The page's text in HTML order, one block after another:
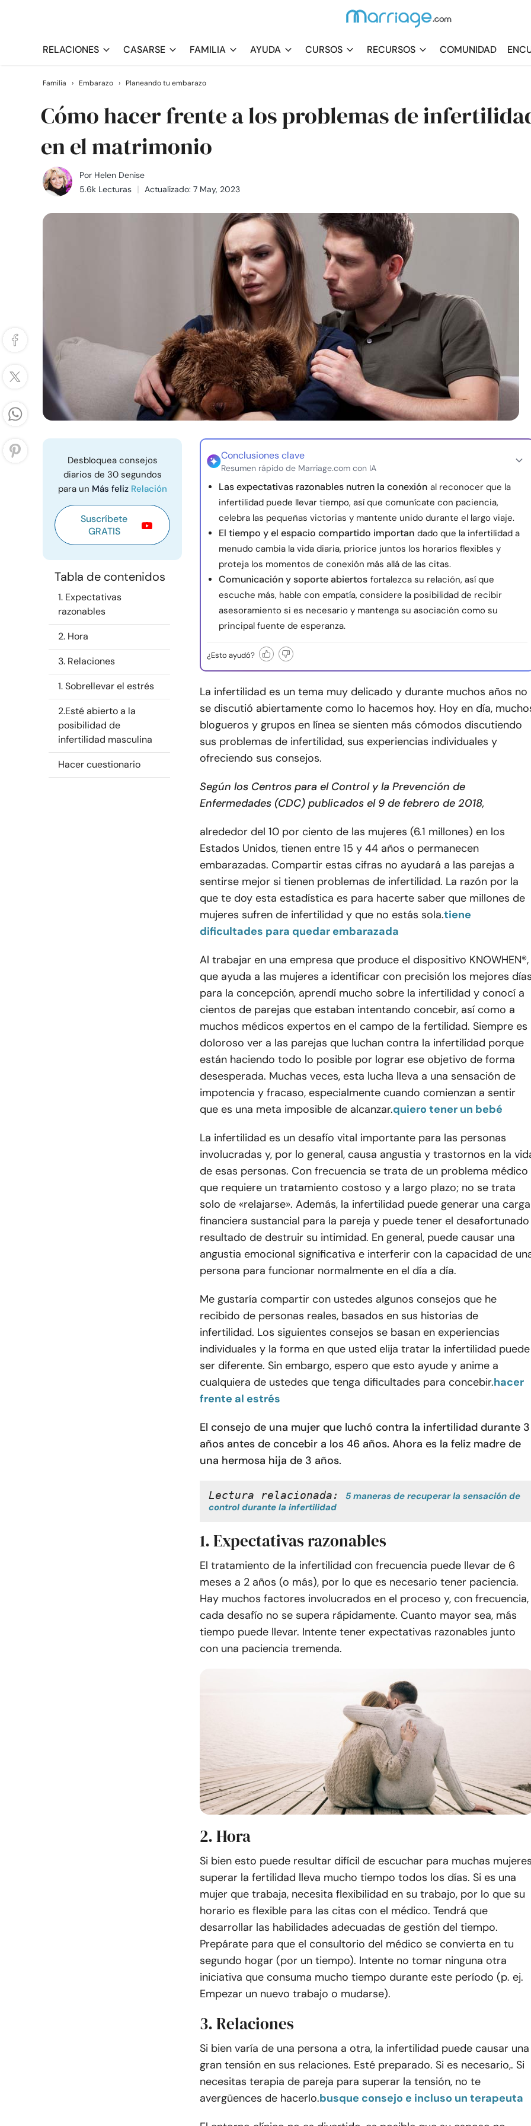
RELACIONES CASARSE FAMILIA AYUDA CURSOS RECURSOS COMUNIDAD
Familia › Embarazo › Planeando tu embarazo
Cómo hacer frente a los problemas de
en el matrimonio
Por Helen Denise
5.6k Lecturas
Actualizado: 7 May, 2023
Desbloquea consejos
diarios de 30 segundos
para un Más feliz Relación
Suscríbete
GRATIS
Tabla de contenidos
1. Expectativas
razonables
2. Hora
3. Relaciones
1. Sobrellevar el estrés
2.Esté abierto a la
posibilidad de
infertilidad masculina
Hacer cuestionario
Conclusiones clave
Resumen rápido de Marriage.com con IA
Las expectativas razonables nutren la conexión al reconocer que la
infertilidad puede llevar tiempo, así que comunícate con paciencia,
celebra las pequeñas victorias y mantente unido durante el largo viaje.
El tiempo y el espacio compartido importan dado que la infertilidad a
menudo cambia la vida diaria, priorice juntos los horarios flexibles y
proteja los momentos de conexión más allá de las citas.
Comunicación y soporte abiertos fortalezca su relación, así que
escuche más, hable con empatía, considere la posibilidad de recibir
asesoramiento si es necesario y mantenga su asociación como su
principal fuente de esperanza.
¿Esto ayudó?
La infertilidad es un tema muy delicado y durante muchos años no
se discutió abiertamente como lo hacemos hoy. Hoy en día,
blogueros y grupos en línea se sienten más cómodos discutiendo
sus problemas de infertilidad, sus experiencias individuales y
ofreciendo sus consejos.
Según los Centros para el Control y la Prevención de
Enfermedades (CDC) publicados el 9 de febrero de 2018,
alrededor del 10 por ciento de las mujeres (6.1 millones) en los
Estados Unidos, tienen entre 15 y 44 años o permanecen
embarazadas. Compartir estas cifras no ayudará a las parejas a
sentirse mejor si tienen problemas de infertilidad. La razón por la
que te doy esta estadística es para hacerte saber que millones de
mujeres sufren de infertilidad y que no estás sola.tiene
dificultades para quedar embarazada
Al trabajar en una empresa que produce el dispositivo KNOWHEN®,
que ayuda a las mujeres a identificar con precisión los mejores
para la concepción, aprendí mucho sobre la infertilidad y conocí a
cientos de parejas que estaban intentando concebir, así como a
muchos médicos expertos en el campo de la fertilidad. Siempre es
doloroso ver a las parejas que luchan contra la infertilidad porque
están haciendo todo lo posible por lograr ese objetivo de forma
desesperada. Muchas veces, esta lucha lleva a una sensación de
impotencia y fracaso, especialmente cuando comienzan a sentir
que es una meta imposible de alcanzar.quiero tener un bebé
La infertilidad es un desafío vital importante para las personas
involucradas y, por lo general, causa angustia y trastornos en la
de esas personas. Con frecuencia se trata de un problema médico
que requiere un tratamiento costoso y a largo plazo; no se trata
solo de «relajarse». Además, la infertilidad puede generar una carga
financiera sustancial para la pareja y puede tener el desafortunado
resultado de destruir su intimidad. En general, puede causar una
angustia emocional significativa e interferir con la capacidad de
persona para funcionar normalmente en el día a día.
Me gustaría compartir con ustedes algunos consejos que he
recibido de personas reales, basados en sus historias de
infertilidad. Los siguientes consejos se basan en experiencias
individuales y la forma en que usted elija tratar la infertilidad puede
ser diferente. Sin embargo, espero que esto ayude y anime a
cualquiera de ustedes que tenga dificultades para concebir.hacer
frente al estrés
El consejo de una mujer que luchó contra la infertilidad durante 3
años antes de concebir a los 46 años. Ahora es la feliz madre de
una hermosa hija de 3 años.
Lectura relacionada: 5 maneras de recuperar la sensación de
control durante la infertilidad
1. Expectativas razonables
El tratamiento de la infertilidad con frecuencia puede llevar de 6
meses a 2 años (o más), por lo que es necesario tener paciencia.
Hay muchos factores involucrados en el proceso y, con frecuencia,
cada desafío no se supera rápidamente. Cuanto mayor sea, más
tiempo puede llevar. Intente tener expectativas razonables junto
con una paciencia tremenda.
2. Hora
Si bien esto puede resultar difícil de escuchar para muchas
superar la fertilidad lleva mucho tiempo todos los días. Si es una
mujer que trabaja, necesita flexibilidad en su trabajo, por lo que su
horario es flexible para las citas con el médico. Tendrá que
desarrollar las habilidades adecuadas de gestión del tiempo.
Prepárate para que el consultorio del médico se convierta en tu
segundo hogar (por un tiempo). Intente no tomar ninguna otra
iniciativa que consuma mucho tiempo durante este período (p. ej.
Empezar un nuevo trabajo o mudarse).
3. Relaciones
Si bien varía de una persona a otra, la infertilidad puede causar una
gran tensión en sus relaciones. Esté preparado. Si es necesario,. Si
necesitas terapia de pareja para superar la tensión, no te
avergüences de hacerlo.busque consejo e incluso un terapeuta